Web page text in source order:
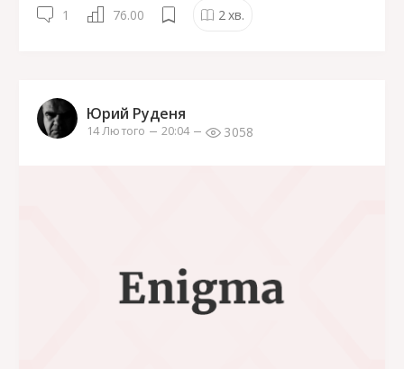
1 76.00 2хв.
Юрий Руденя
14 Лютого 20:04 3058